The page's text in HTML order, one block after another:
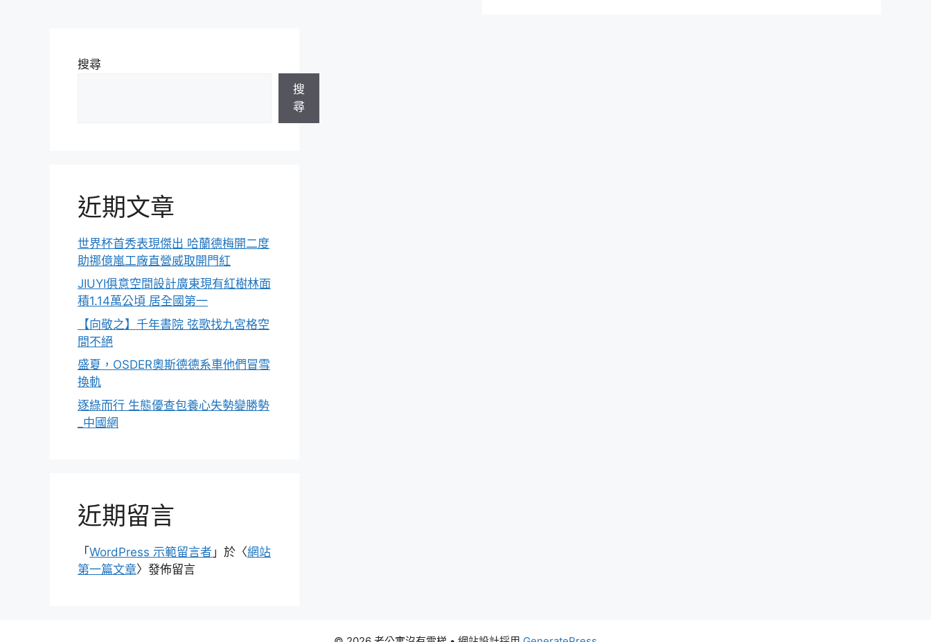
搜尋
搜
尋
近期文章
世界杯首秀表現傑出 哈蘭德梅開二度
助挪億嵐工廠直營威取開門紅
JIUYI俱意空間設計廣東現有紅樹林面
積1.14萬公頃 居全國第一
【向敬之】千年書院 弦歌找九宮格空
間不絕
盛夏，OSDER奧斯德德系車他們冒雪
換軌
逐綠而行 生態優查包養心失勢變勝勢
_中國網
近期留言
「WordPress 示範留言者 」於〈網站
第一篇文章〉發佈留言